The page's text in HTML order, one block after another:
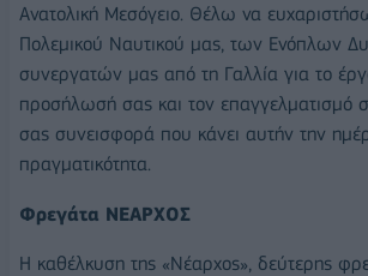
Ανατολική Μεσόγειο. Θέλω να
Πολεμικού Ναυτικού μας, των Ενόπλων
συνεργατών μας από τη Γαλλία για το
προσήλωσή σας και τον επαγγελματισμό
σας συνεισφορά που κάνει αυτήν την
πραγματικότητα.
Φρεγάτα ΝΕΑΡΧΟΣ
Η καθέλκυση της «Νέαρχος», δεύτερης